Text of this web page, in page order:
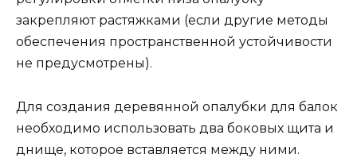
закрепляют растяжками (если другие методы
обеспечения пространственной устойчивости
не предусмотрены).
Для создания деревянной опалубки для балок
необходимо использовать два боковых щита и
днище, которое вставляется между ними.